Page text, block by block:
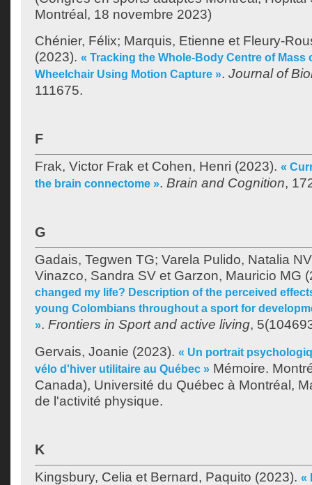
Montréal, 18 novembre 2023)
Chénier, Félix; Marquis, Etienne et Fleury-
(2023). « Tracking the Whole-Body Centre of Mass
Wheelchair Using Motion Capture ». Journal of
111675.
F
Frak, Victor Frak et Cohen, Henri (2023). «
the brain connectome ». Brain and Cognition,
G
Gadais, Tegwen TG; Varela Pulido, Natalia NV
Vinazco, Sandra SV et Garzon, Mauricio MG
changed my life? Description of the perceived
young Colombians throughout a sport for
». Frontiers in Sport and active living,
Gervais, Joanie (2023). « Un portrait
vélo d'hiver utilitaire au Québec » Mémoire.
Canada), Université du Québec à Montréal,
de l'activité physique.
K
Kingsbury, Celia et Bernard, Paquito (2023). «